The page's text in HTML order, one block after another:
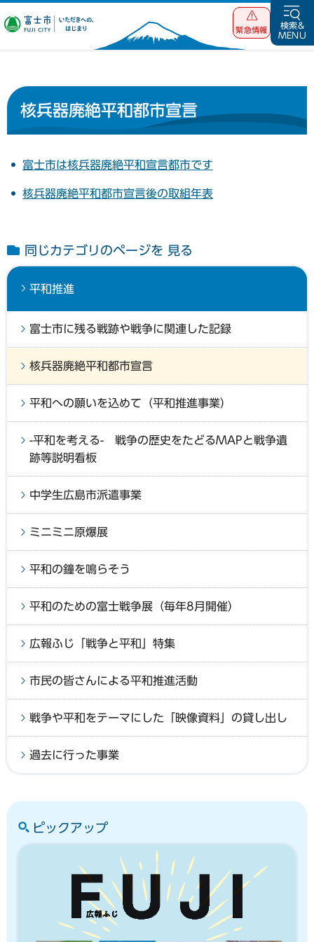
富士市 いただ
緊急情報
検索&
MENU
核兵器廃絶平和都市宣言
富士市は核兵器廃絶平和宣言都市です
核兵器廃絶平和都市宣言後の取組年表
同じカテゴリのページを 見る
平和推進
富士市に残る戦跡や戦争に関連した記録
核兵器廃絶平和都市宣言
平和への願いを込めて（平和推進事業）
-平和を考える- 戦争の歴史をたどるMAPと戦争遺
跡等説明看板
中学生広島市派遣事業
ミニミニ原爆展
平和の鐘を鳴らそう
平和のための富士戦争展（毎年8月開催）
広報ふじ「戦争と平和」特集
市民の皆さんによる平和推進活動
戦争や平和をテーマにした「映像資料」の貸し出し
過去に行った事業
ピックアップ